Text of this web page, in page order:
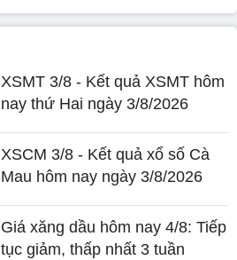
XSMT 3/8 - Kết quả XSMT hôm
nay thứ Hai ngày 3/8/2026
XSCM 3/8 - Kết quả xổ số Cà
Mau hôm nay ngày 3/8/2026
Giá xăng dầu hôm nay 4/8: Tiếp
tục giảm, thấp nhất 3 tuần